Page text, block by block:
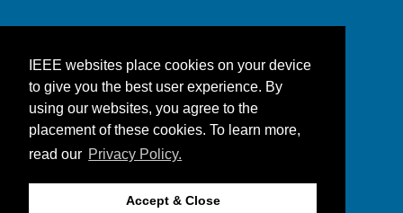
IEEE websites place cookies on your device
to give you the best user experience. By
using our websites, you agree to the
placement of these cookies. To learn more,
read our Privacy Policy.
Accept & Close